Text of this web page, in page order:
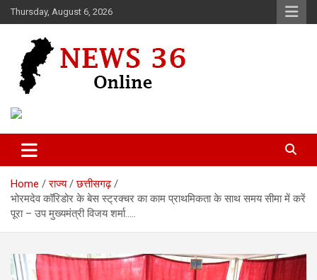
Skip
to
Thursday, August 6, 2026
News 36
Home राज्य
छत्तीसगढ़
भोरमदेव कॉरिडोर के बेस स्ट्रक्चर का काम प्राथमिकता के साथ समय सीमा में करें
पूरा – उप मुख्यमंत्री विजय शर्मा…..